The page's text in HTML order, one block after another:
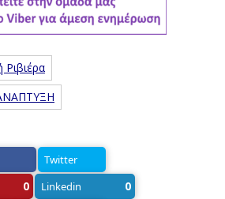
Ριβιέρα
Twitter
0 Linkedin 0